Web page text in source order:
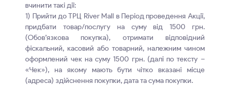
вчинити такі дії:
1) Прийти до ТРЦ River Mall в Період проведення Акції,
придбати товар/послугу на суму від 1500 грн.
(Обов’язкова покупка), отримати відповідний
фіскальний, касовий або товарний, належним чином
оформлений чек на суму 1500 грн. (далі по тексту –
«Чек»), на якому мають бути чітко вказані місце
(адреса) здійснення покупки, дата та сума покупки.